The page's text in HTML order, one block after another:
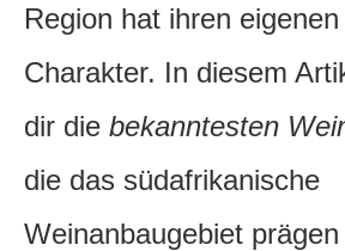
Region hat ihren
Charakter. In diesem
dir die bekanntesten
die das südafrikanische
Weinanbaugebiet prägen